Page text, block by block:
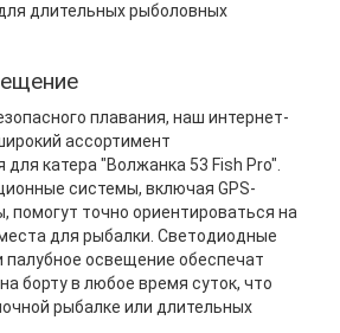
длительных рыболовных
плавания, наш интернет-
ассортимент
катера "Волжанка 53 Fish Pro".
системы, включая GPS-
помогут точно ориентироваться на
для рыбалки. Светодиодные
палубное освещение обеспечат
борту в любое время суток, что
рыбалке или длительных